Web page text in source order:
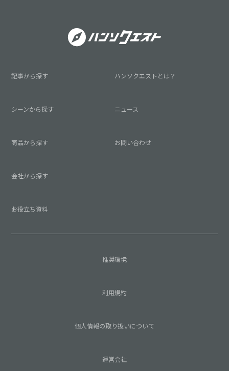
記事から探す
シーンから探す
商品から探す
会社から探す
お役立ち資料
ハンソクエストとは？
ニュース
お問い合わせ
推奨環境
利用規約
個人情報の取り扱いについて
運営会社